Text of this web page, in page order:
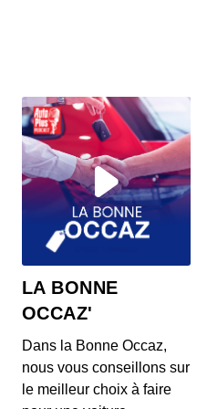
Un logo,
00:08:31 - IL Y
Dans ce 17e
Un logo,
00:08:28 - IL Y A
Dans ce 13e
de projecteur
Un logo,
00:09:52 - IL Y
Dans ce
coup de
Un logo,
00:09:48 - IL Y
Un logo, une
LA BONNE
OCCAZ'
Dans la Bonne Occaz,
nous vous conseillons sur
le meilleur choix à faire